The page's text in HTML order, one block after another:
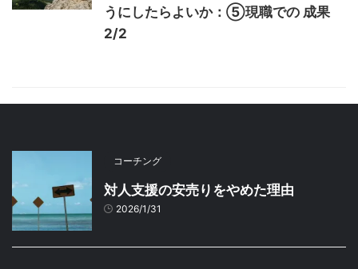
うにしたらよいか：⑤現職での 成果
2/2
コーチング
対人支援の安売りをやめた理由
2026/1/31